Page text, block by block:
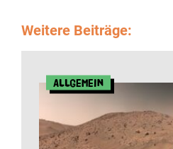
Weitere Beiträge:
Allgemein